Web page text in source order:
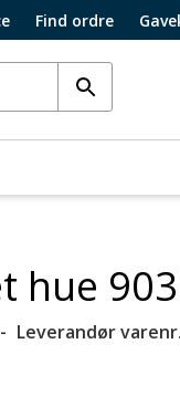
Find ordre
hue
Leverandør varenr.